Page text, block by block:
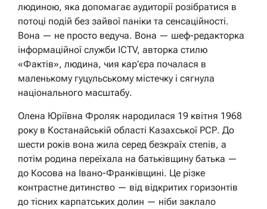
людиною, яка допомагає аудиторії розібратися в
потоці подій без зайвої паніки та сенсаційності.
Вона — не просто ведуча. Вона — шеф-редакторка
інформаційної служби ICTV, авторка стилю
«Фактів», людина, чия кар’єра почалася в
маленькому гуцульському містечку і сягнула
національного масштабу.
Олена Юріївна Фроляк народилася 19 квітня 1968
року в Костанайській області Казахської РСР. До
шести років вона жила серед безкраїх степів, а
потім родина переїхала на батьківщину батька —
до Косова на Івано-Франківщині. Це різке
контрастне дитинство — від відкритих горизонтів
до тісних карпатських долин — ніби заклало